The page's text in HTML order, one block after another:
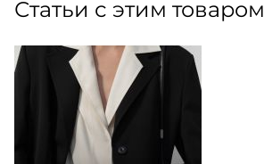
Статьи с этим товаром